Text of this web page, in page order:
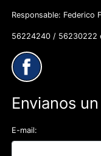
Responsable: Federico
56224240 / 56230222
Envianos
E-mail: